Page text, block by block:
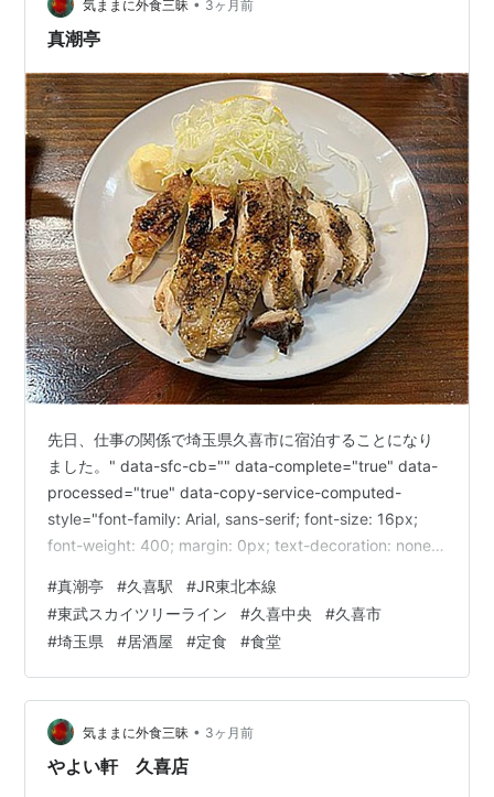
気ままに外食三昧 • 3ヶ月前
真潮亭
先日、仕事の関係で埼玉県久喜市に宿泊することになり
ました。" data-sfc-cb="" data-complete="true" data-
processed="true" data-copy-service-computed-
style="font-family: Arial, sans-serif; font-size: 16px;
font-weight: 400; margin: 0px; text-decoration: none;
近くの「スーパーホテル」。 チェックイン時、フロント
で近…
#真潮亭 #久喜駅 #JR東北本線
#東武スカイツリーライン #久喜中央 #久喜市
#埼玉県 #居酒屋 #定食 #食堂
気ままに外食三昧 • 3ヶ月前
やよい軒 久喜店